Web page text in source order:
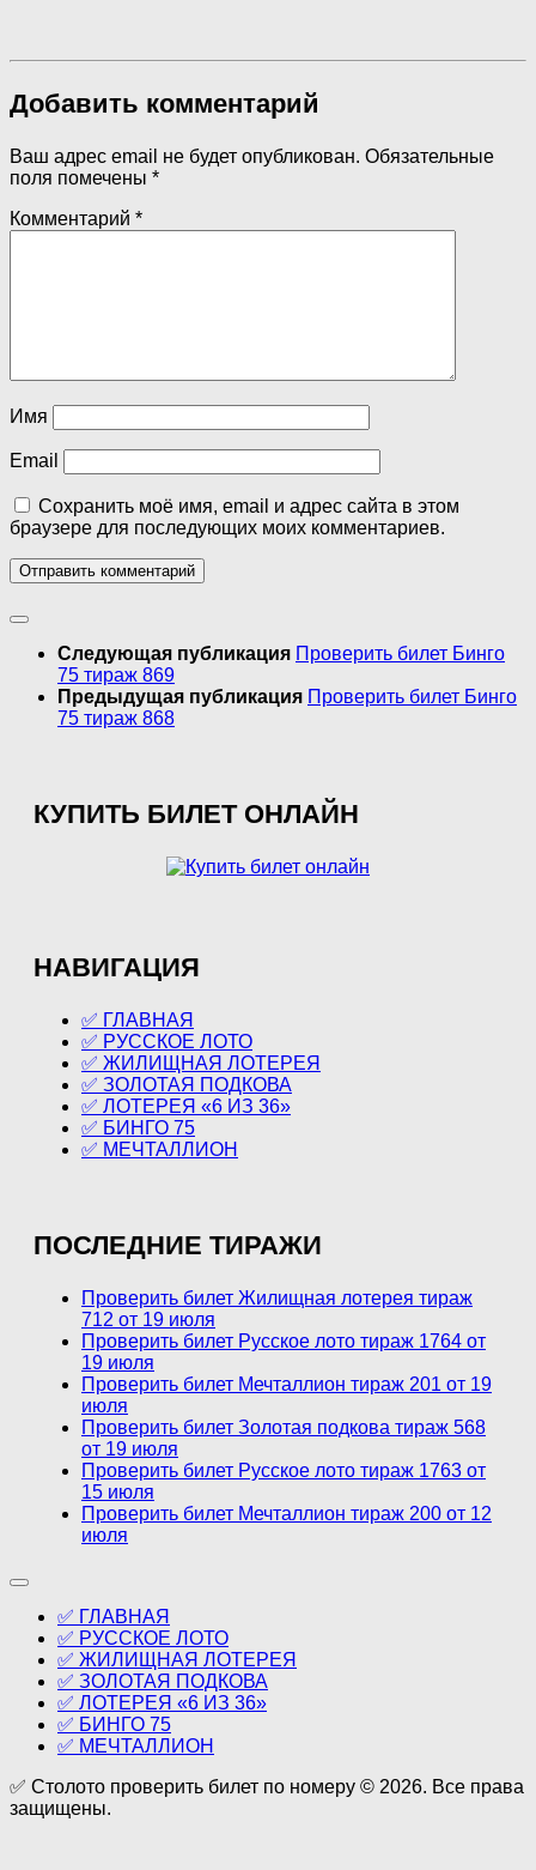
Добавить комментарий
Ваш адрес email не будет опубликован. Обязательные
поля помечены *
Комментарий *
Имя
Email
Сохранить моё имя, email и адрес сайта в этом
браузере для последующих моих комментариев.
Следующая публикация Проверить билет Бинго
75 тираж 869
Предыдущая публикация Проверить билет Бинго
75 тираж 868
КУПИТЬ БИЛЕТ ОНЛАЙН
НАВИГАЦИЯ
✅ ГЛАВНАЯ
✅ РУССКОЕ ЛОТО
✅ ЖИЛИЩНАЯ ЛОТЕРЕЯ
✅ ЗОЛОТАЯ ПОДКОВА
✅ ЛОТЕРЕЯ «6 ИЗ 36»
✅ БИНГО 75
✅ МЕЧТАЛЛИОН
ПОСЛЕДНИЕ ТИРАЖИ
Проверить билет Жилищная лотерея тираж
712 от 19 июля
Проверить билет Русское лото тираж 1764 от
19 июля
Проверить билет Мечталлион тираж 201 от 19
июля
Проверить билет Золотая подкова тираж 568
от 19 июля
Проверить билет Русское лото тираж 1763 от
15 июля
Проверить билет Мечталлион тираж 200 от 12
июля
✅ ГЛАВНАЯ
✅ РУССКОЕ ЛОТО
✅ ЖИЛИЩНАЯ ЛОТЕРЕЯ
✅ ЗОЛОТАЯ ПОДКОВА
✅ ЛОТЕРЕЯ «6 ИЗ 36»
✅ БИНГО 75
✅ МЕЧТАЛЛИОН
✅ Столото проверить билет по номеру © 2026. Все права
защищены.